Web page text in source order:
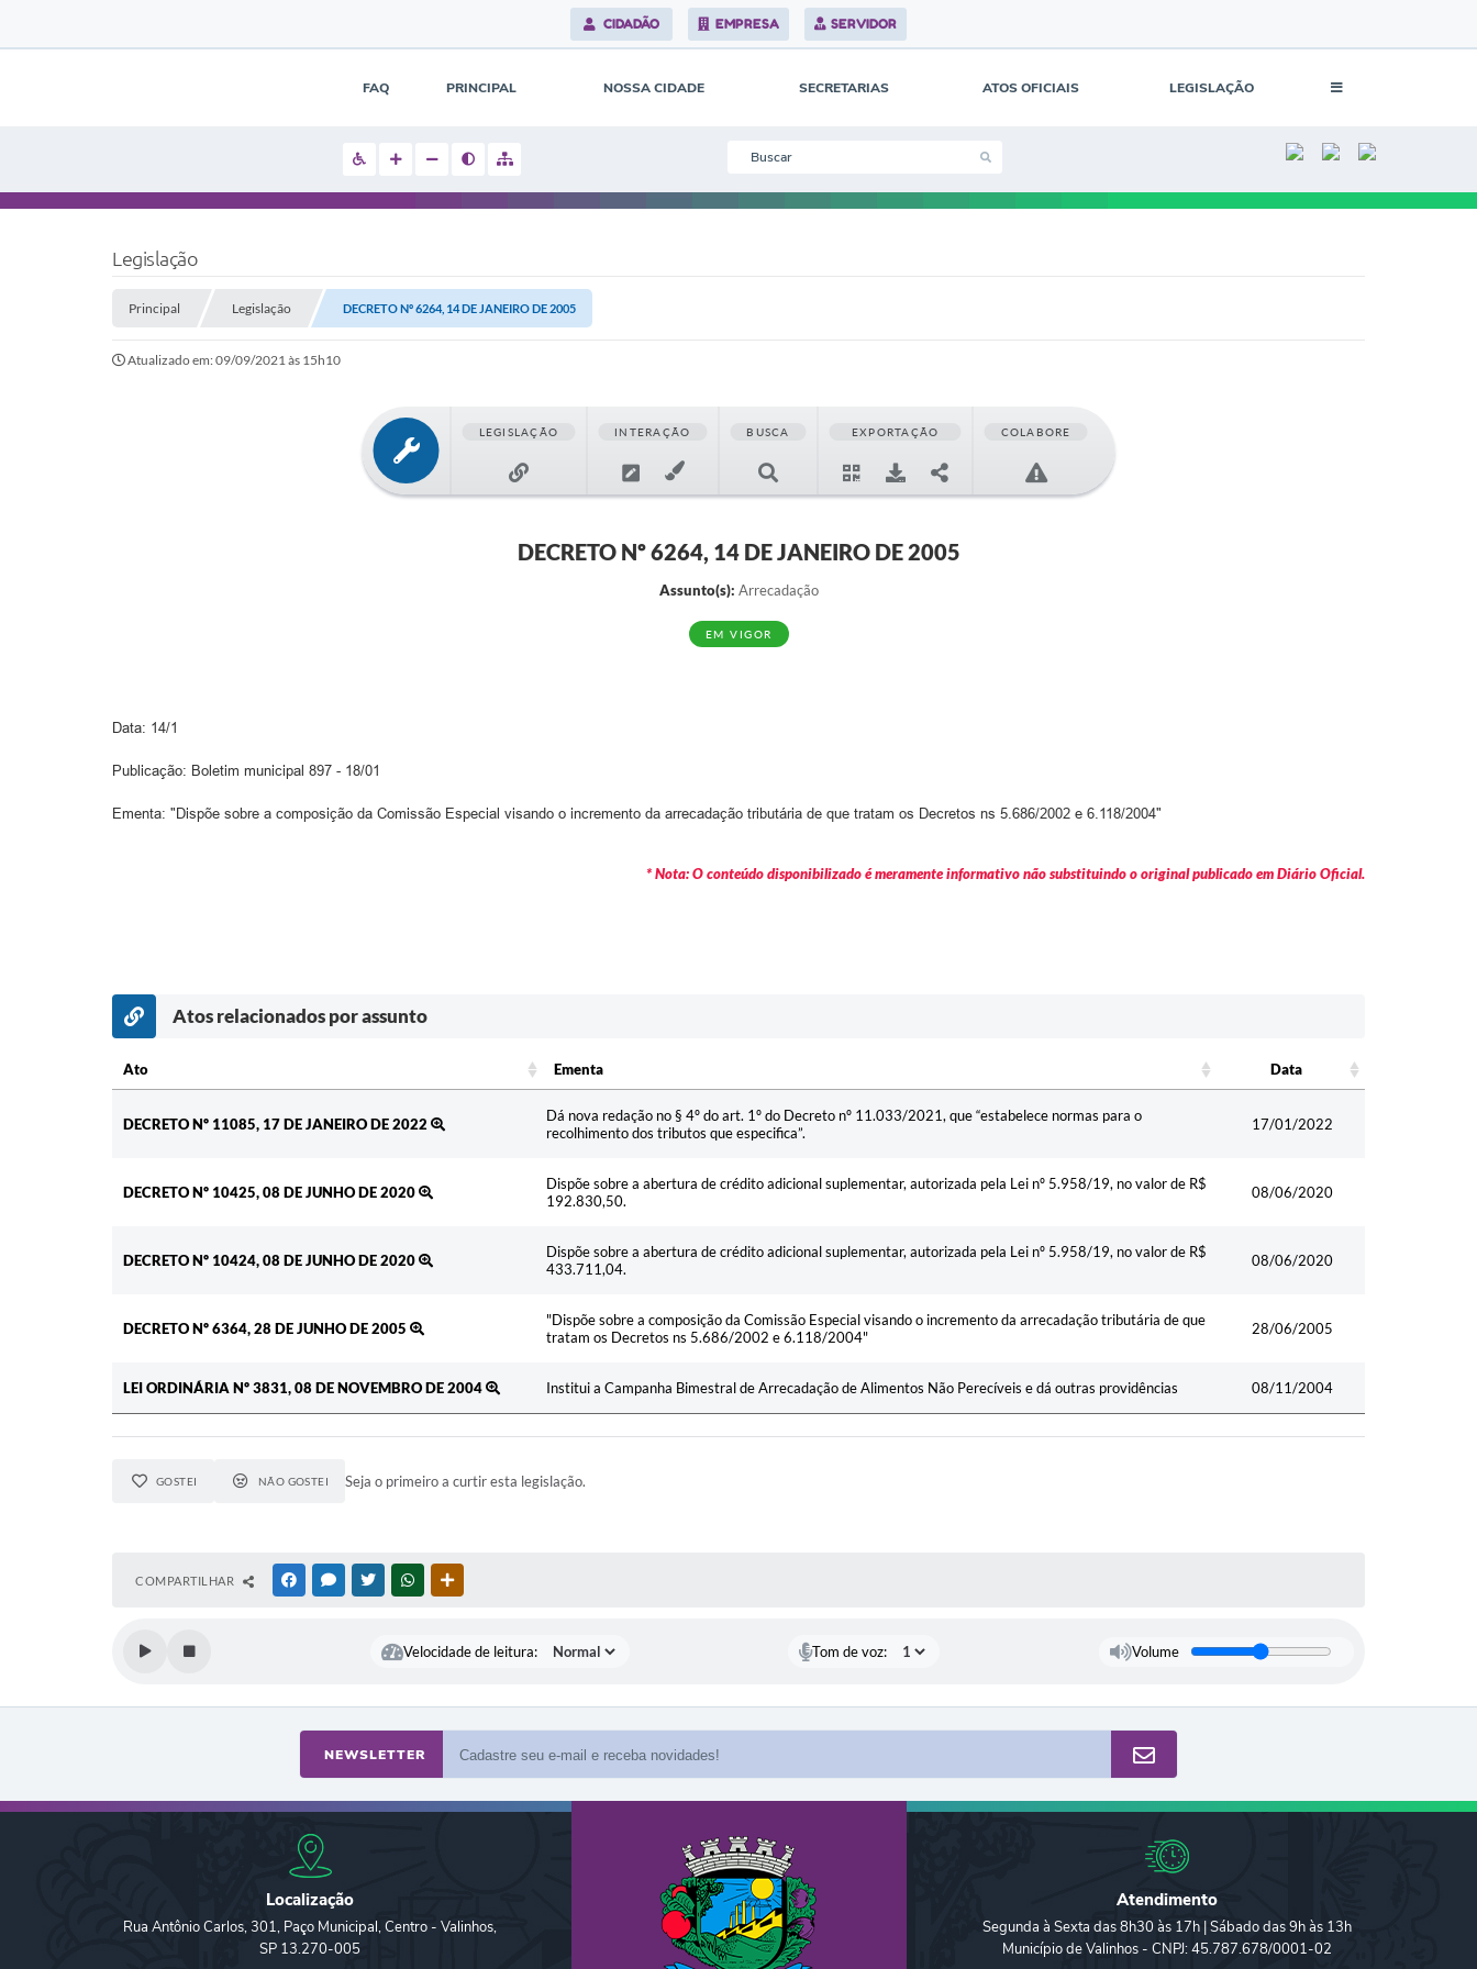
CIDADÃO EMPRESA SERVIDOR
FAQ PRINCIPAL NOSSA CIDADE SECRETARIAS ATOS OFICIAIS LEGISLAÇÃO
Legislação
Principal Legislação DECRETO Nº 6264, 14 DE JANEIRO DE 2005
Atualizado em: 09/09/2021 às 15h10
LEGISLAÇÃO INTERAÇÃO BUSCA EXPORTAÇÃO COLABORE
DECRETO Nº 6264, 14 DE JANEIRO DE 2005
Assunto(s): Arrecadação
EM VIGOR
Data: 14/1
Publicação: Boletim municipal 897 - 18/01
Ementa: "Dispõe sobre a composição da Comissão Especial visando o incremento da arrecadação tributária de que tratam os Decretos ns 5.686/2002 e 6.118/2004"
* Nota: O conteúdo disponibilizado é meramente informativo não substituindo o original publicado em Diário Oficial.
Atos relacionados por assunto
Ato Ementa
Data
DECRETO Nº 11085, 17 DE JANEIRO DE 2022
Dá nova redação no § 4º do art. 1º do Decreto nº 11.033/2021, que “estabelece normas para o
recolhimento dos tributos que especifica”.
17/01/2022
DECRETO Nº 10425, 08 DE JUNHO DE 2020
Dispõe sobre a abertura de crédito adicional suplementar, autorizada pela Lei nº 5.958/19, no valor de R$
192.830,50.
08/06/2020
DECRETO Nº 10424, 08 DE JUNHO DE 2020
Dispõe sobre a abertura de crédito adicional suplementar, autorizada pela Lei nº 5.958/19, no valor de R$
433.711,04.
08/06/2020
DECRETO Nº 6364, 28 DE JUNHO DE 2005
"Dispõe sobre a composição da Comissão Especial visando o incremento da arrecadação tributária de que
tratam os Decretos ns 5.686/2002 e 6.118/2004"
28/06/2005
LEI ORDINÁRIA Nº 3831, 08 DE NOVEMBRO DE 2004 Institui a Campanha Bimestral de Arrecadação de Alimentos Não Perecíveis e dá outras providências 08/11/2004
GOSTEI NÃO GOSTEI Seja o primeiro a curtir esta legislação.
COMPARTILHAR FACEBOOKMESSENGER
TWITTERWHATSAPP
Velocidade de leitura: Tom de voz: Volume
NEWSLETTER
Localização
Rua Antônio Carlos, 301, Paço Municipal, Centro - Valinhos,
SP 13.270-005
Atendimento
Segunda à Sexta das 8h30 às 17h | Sábado das 9h às 13h
Município de Valinhos - CNPJ: 45.787.678/0001-02